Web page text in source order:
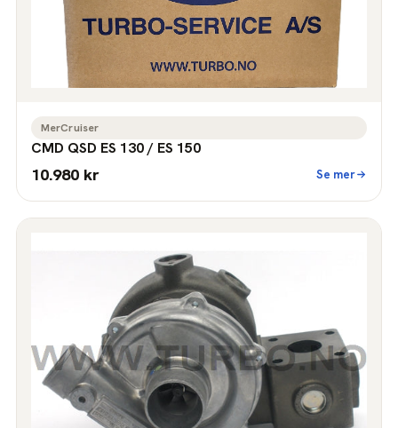
MerCruiser
CMD QSD ES 130 / ES 150
10.980 kr Se mer